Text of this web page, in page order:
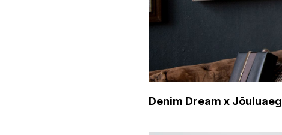
Denim Dream x Jõuluaeg